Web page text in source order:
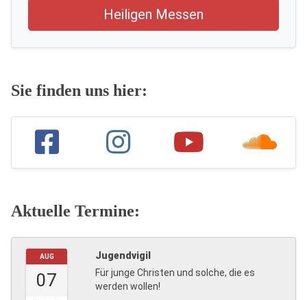
Heiligen Messen
Sie finden uns hier:
Aktuelle Termine:
AUG
07
Jugendvigil
Für junge Christen und solche, die es
werden wollen!